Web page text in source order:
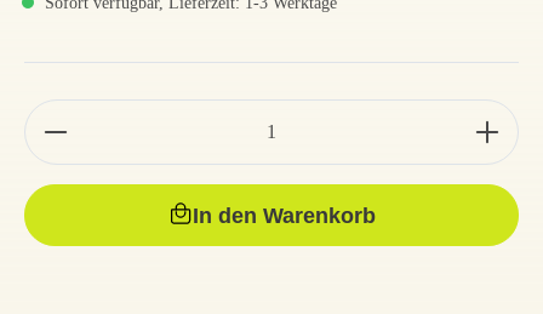
In den Warenkorb